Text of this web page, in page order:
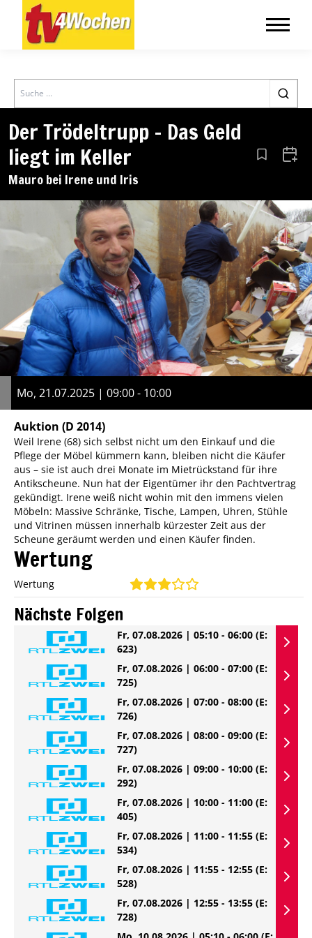
Search
Der Trödeltrupp – Das Geld
liegt im Keller
Mauro bei Irene und Iris
Aus den
Mo, 21.07.2025 | 09:00 - 10:00
Auktion (D 2014)
Weil Irene (68) sich selbst nicht um den Einkauf und die
Pflege der Möbel kümmern kann, bleiben nicht die Käufer
aus – sie ist auch drei Monate im Mietrückstand für ihre
Antikscheune. Nun hat der Eigentümer ihr den Pachtvertrag
gekündigt. Irene weiß nicht wohin mit den immens vielen
Möbeln: Massive Schränke, Tische, Lampen, Uhren, Stühle
und Vitrinen müssen innerhalb kürzester Zeit aus der
Scheune geräumt werden und einen Käufer finden.
Wertung
Wertung
Nächste Folgen
Fr, 07.08.2026 | 05:10 - 06:00 (E:
623)
Fr, 07.08.2026 | 06:00 - 07:00 (E:
725)
Fr, 07.08.2026 | 07:00 - 08:00 (E:
726)
Fr, 07.08.2026 | 08:00 - 09:00 (E:
727)
Fr, 07.08.2026 | 09:00 - 10:00 (E:
292)
Fr, 07.08.2026 | 10:00 - 11:00 (E:
405)
Fr, 07.08.2026 | 11:00 - 11:55 (E:
534)
Fr, 07.08.2026 | 11:55 - 12:55 (E:
528)
Fr, 07.08.2026 | 12:55 - 13:55 (E:
728)